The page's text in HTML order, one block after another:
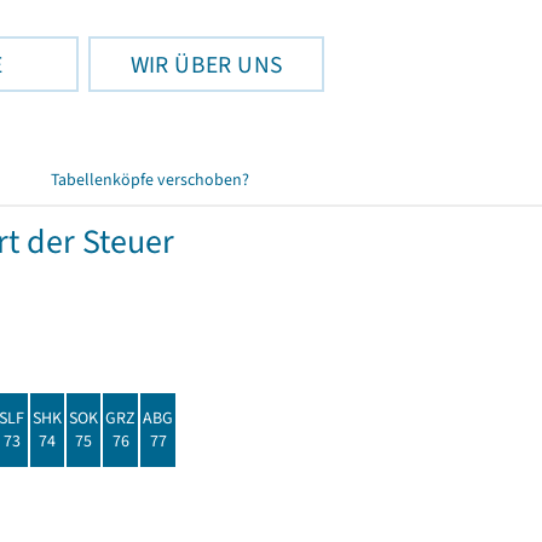
WIR ÜBER UNS
Tabellenköpfe verschoben?
der Steuer
SLF
73
SHK
74
SOK
75
GRZ
76
ABG
77